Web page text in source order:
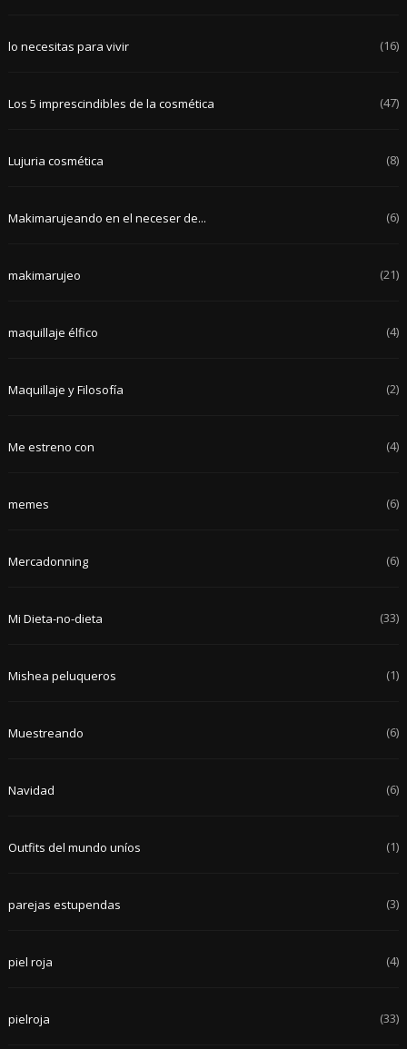
lo necesitas para vivir (16)
Los 5 imprescindibles de la cosmética (47)
Lujuria cosmética (8)
Makimarujeando en el neceser de... (6)
makimarujeo (21)
maquillaje élfico (4)
Maquillaje y Filosofía (2)
Me estreno con (4)
memes (6)
Mercadonning (6)
Mi Dieta-no-dieta (33)
Mishea peluqueros (1)
Muestreando (6)
Navidad (6)
Outfits del mundo uníos (1)
parejas estupendas (3)
piel roja (4)
pielroja (33)